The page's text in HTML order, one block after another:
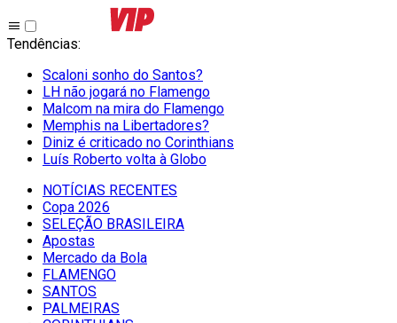
Tendências:
Scaloni sonho do Santos?
LH não jogará no Flamengo
Malcom na mira do Flamengo
Memphis na Libertadores?
Diniz é criticado no Corinthians
Luís Roberto volta à Globo
NOTÍCIAS RECENTES
Copa 2026
SELEÇÃO BRASILEIRA
Apostas
Mercado da Bola
FLAMENGO
SANTOS
PALMEIRAS